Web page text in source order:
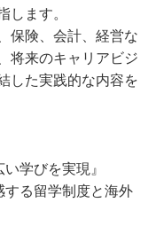
します。
保険、会計、経営な
将来のキャリアビジ
した実践的な内容を
学びを実現』
る留学制度と海外